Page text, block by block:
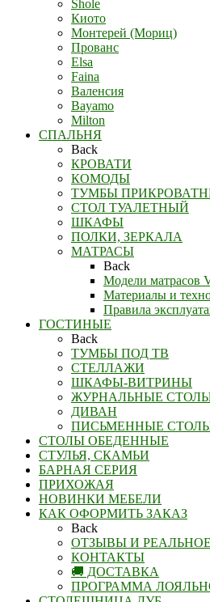
Shole
Киото
Монтерей (Мориц)
Прованс
Elsa
Faina
Валенсия
Bayamo
Milton
СПАЛЬНЯ
Back
КРОВАТИ
КОМОДЫ
ТУМБЫ
СТОЛ ТУАЛЕТНЫЙ
ШКАФЫ
ПОЛКИ, ЗЕРКАЛА
МАТРАСЫ
Back
Модели матрасов
Материалы и
Правила
ГОСТИНЫЕ
Back
ТУМБЫ ПОД ТВ
СТЕЛЛАЖИ
ШКАФЫ-ВИТРИНЫ
ЖУРНАЛЬНЫЕ
ДИВАН
ПИСЬМЕННЫЕ
СТОЛЫ ОБЕДЕННЫЕ
СТУЛЬЯ, СКАМЬИ
БАРНАЯ СЕРИЯ
ПРИХОЖАЯ
НОВИНКИ МЕБЕЛИ
КАК ОФОРМИТЬ ЗАКАЗ
Back
ОТЗЫВЫ И
КОНТАКТЫ
🚚 ДОСТАВКА
ПРОГРАММА